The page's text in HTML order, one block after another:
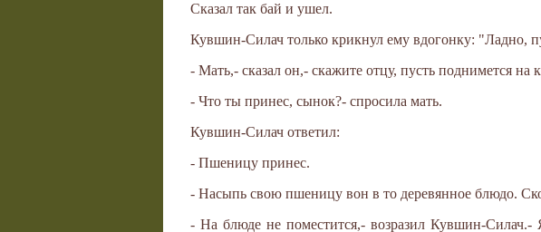
Сказал так бай и ушел.
Кувшин-Силач только крикнул ему вдогонку: "Ладно,
- Мать,- сказал он,- скажите отцу, пусть поднимется
- Что ты принес, сынок?- спросила мать.
Кувшин-Силач ответил:
- Пшеницу принес.
- Насыпь свою пшеницу вон в то деревянное блюдо.
- На блюде не поместится,- возразил Кувшин-